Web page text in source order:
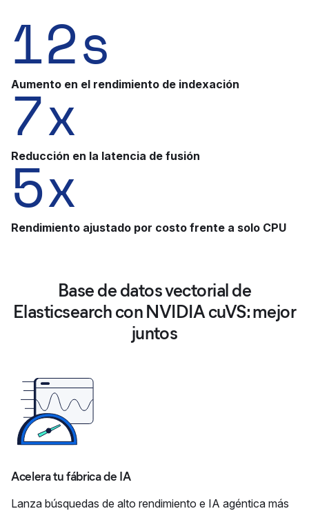
12s
Aumento en el rendimiento de indexación
7x
Reducción en la latencia de fusión
5x
Rendimiento ajustado por costo frente a solo CPU
Base de datos vectorial de
Elasticsearch con NVIDIA cuVS: mejor
juntos
Acelera tu fábrica de IA
Lanza búsquedas de alto rendimiento e IA agéntica más